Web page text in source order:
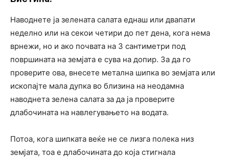
Наводнете ја зелената салата еднаш или двапати
неделно или на секои четири до пет дена, кога нема
врнежи, но и ако почвата на 3 сантиметри под
површината на земјата е сува на допир. За да го
проверите ова, внесете метална шипка во земјата или
ископајте мала дупка во близина на неодамна
наводнета зелена салата за да ја проверите
длабочината на навлегувањето на водата.
Потоа, кога шипката веќе не се лизга полека низ
земјата, тоа е длабочината до која стигнала